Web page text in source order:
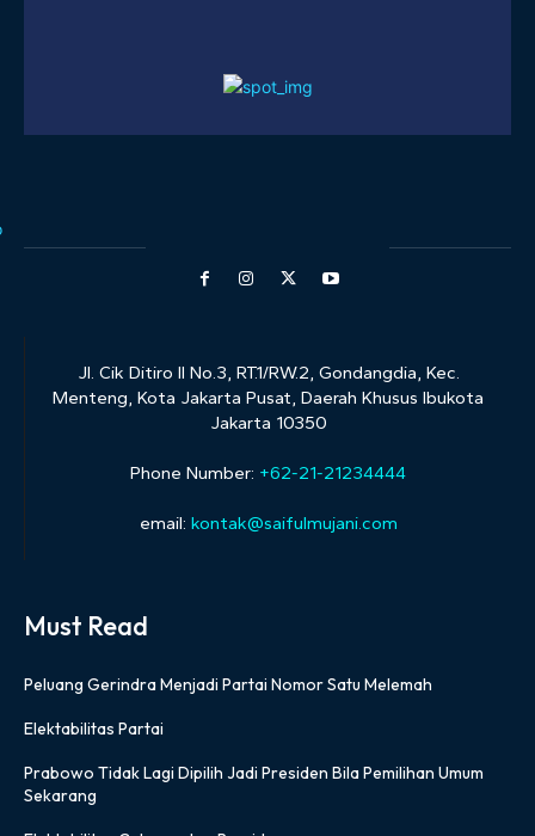
Jl. Cik Ditiro II No.3, RT.1/RW.2, Gondangdia, Kec.
Menteng, Kota Jakarta Pusat, Daerah Khusus Ibukota
Jakarta 10350
Phone Number: +62-21-21234444
email: kontak@saifulmujani.com
Must Read
Peluang Gerindra Menjadi Partai Nomor Satu Melemah
Elektabilitas Partai
Prabowo Tidak Lagi Dipilih Jadi Presiden Bila Pemilihan Umum
Sekarang